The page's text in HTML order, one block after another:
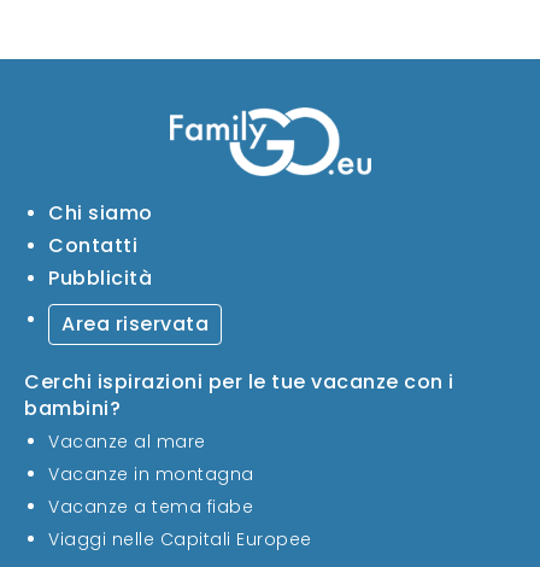
Chi siamo
Contatti
Pubblicità
Area riservata
Cerchi ispirazioni per le tue vacanze con i
bambini?
Vacanze al mare
Vacanze in montagna
Vacanze a tema fiabe
Viaggi nelle Capitali Europee